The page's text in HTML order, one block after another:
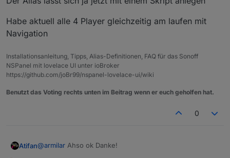
Habe aktuell alle 4 Player gleichzeitig am laufen mit
Navigation
Installationsanleitung, Tipps, Alias-Definitionen, FAQ für das Sonoff
NSPanel mit lovelace UI unter ioBroker
https://github.com/joBr99/nspanel-lovelace-ui/wiki
Benutzt das Voting rechts unten im Beitrag wenn er euch geholfen hat.
0
Atifan@armilar Ahso ok Danke!